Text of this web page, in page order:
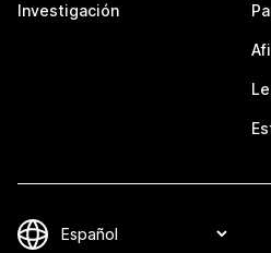
Investigación